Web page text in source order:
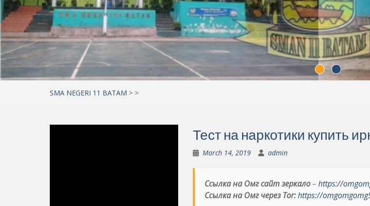
SMA NEGERI 11 BATAM > >
Тест на наркотики купить
March 14, 2019 admin
Ссылка на Омг сайт зеркало– https://
Ссылка на Омг через Tor: https://